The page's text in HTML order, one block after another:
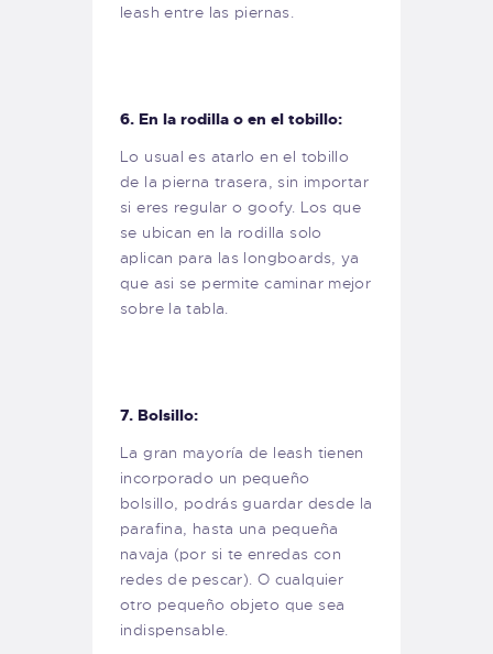
leash entre las piernas.
6. En la rodilla o en el tobillo:
Lo usual es atarlo en el tobillo
de la pierna trasera, sin importar
si eres regular o goofy. Los que
se ubican en la rodilla solo
aplican para las longboards, ya
que asi se permite caminar mejor
sobre la tabla.
7. Bolsillo:
La gran mayoría de leash tienen
incorporado un pequeño
bolsillo, podrás guardar desde la
parafina, hasta una pequeña
navaja (por si te enredas con
redes de pescar). O cualquier
otro pequeño objeto que sea
indispensable.